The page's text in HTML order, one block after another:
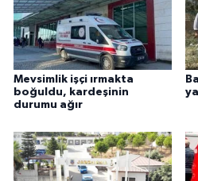
Mevsimlik işçi ırmakta
boğuldu, kardeşinin
durumu ağır